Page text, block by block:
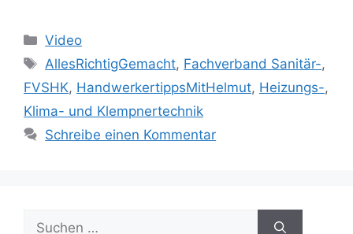
Kategorien
Video
Schlagwörter
AllesRichtigGemacht, Fachverband Sanitär-,
FVSHK, HandwerkertippsMitHelmut, Heizungs-,
Klima- und Klempnertechnik
Schreibe einen Kommentar